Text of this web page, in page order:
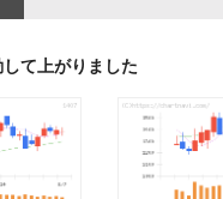
て上がりました